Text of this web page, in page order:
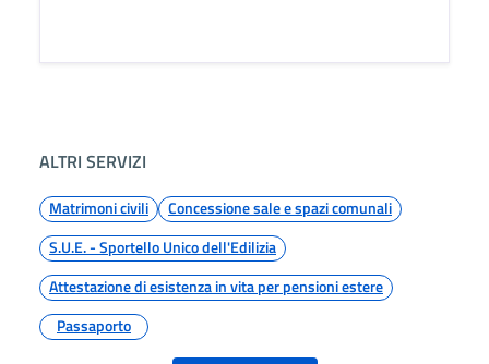
ALTRI SERVIZI
Matrimoni civili
Concessione sale e spazi comunali
S.U.E. - Sportello Unico dell'Edilizia
Attestazione di esistenza in vita per pensioni estere
Passaporto